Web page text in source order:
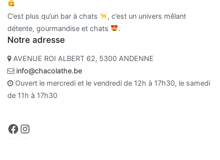
C’est plus qu’un bar à chats
, c’est un univers mêlant
détente, gourmandise et chats
.
Notre adresse
AVENUE ROI ALBERT 62, 5300 ANDENNE
info@chacolathe.be
Ouvert le mercredi et le vendredi de 12h à 17h30, le samedi
de 11h à 17h30
Facebook